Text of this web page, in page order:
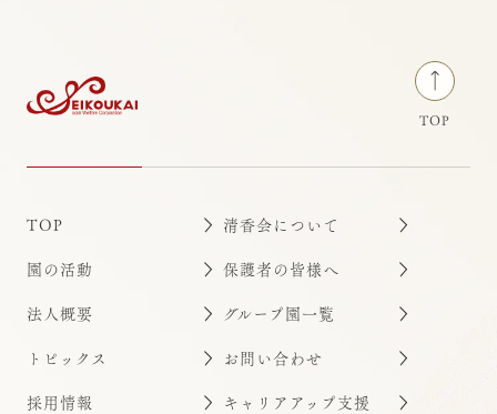
TOP
TOP 清香会について
園の活動 保護者の皆様へ
法人概要 グループ園一覧
トピックス お問い合わせ
採用情報 キャリアアップ支援